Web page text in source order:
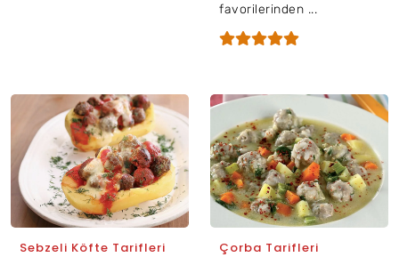
favorilerinden ...
Sebzeli Köfte Tarifleri
Çorba Tarifleri